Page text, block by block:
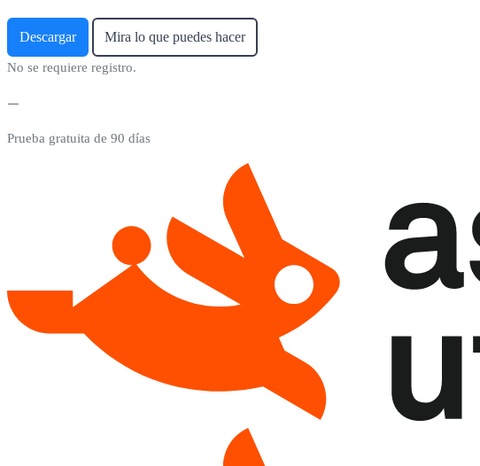
Descargar Mira lo que puedes hacer
No se requiere registro.
Prueba gratuita de 90 días